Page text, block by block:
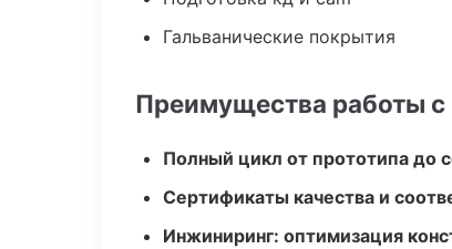
Гальванические покрытия
Преимущества работы с
Полный цикл от прототипа до
Сертификаты качества и
Инжиниринг: оптимизация